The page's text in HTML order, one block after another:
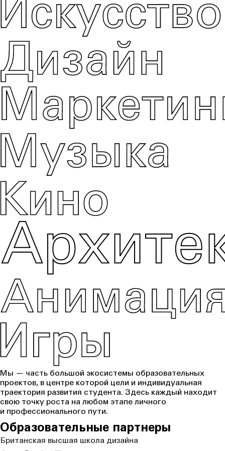
Мы — часть большой экосистемы образовательных
проектов, в центре которой цели и индивидуальная
траектория развития студента. Здесь каждый находит
свою точку роста на любом этапе личного
и профессионального пути.
Образовательные партнеры
Британская высшая школа дизайна